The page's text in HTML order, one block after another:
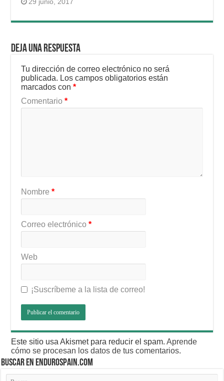
29 junio, 2017
Deja una respuesta
Tu dirección de correo electrónico no será
publicada. Los campos obligatorios están
marcados con*
Comentario*
Nombre*
Correo electrónico*
Web
¡Suscríbeme a la lista de correo!
Este sitio usa Akismet para reducir el spam.Aprende
cómo se procesan los datos de tus comentarios.
BUSCAR EN ENDUROSPAIN.COM